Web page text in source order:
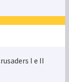
I e II